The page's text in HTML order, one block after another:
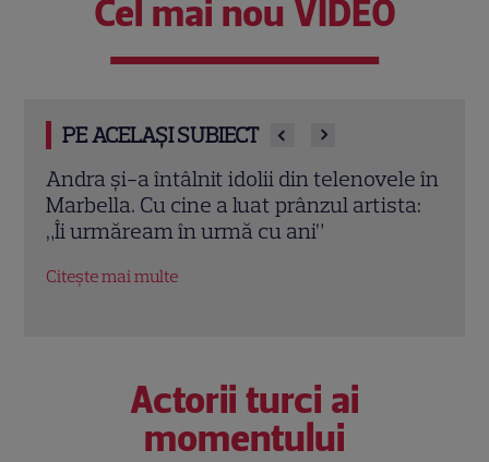
Cel mai nou VIDEO
PE ACELAȘI SUBIECT
în
artista:
Laura Cosoi, declarație emoționantă
după nașterea Ninei. „Aș putea naște
o mie de ori și, de fiecare dată, ar fi ca
Actorii turci ai
momentului